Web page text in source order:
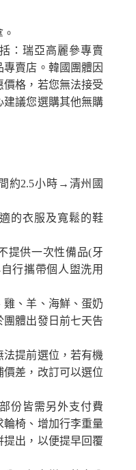
：瑞亞高麗參專賣
賣店。韓國團體因
價格，若您無法接受
建議您選購其他無購
約2.5小時→清州國
的衣服及寬鬆的鞋
提供一次性備品(牙
行攜帶個人盥洗用
、羊、海鮮、蛋奶
體出發日前七天告
提前選位，若有機
差，改訂可以選位
份皆需另外支付費
輪椅、增加行李重量
出，以便提早回覆